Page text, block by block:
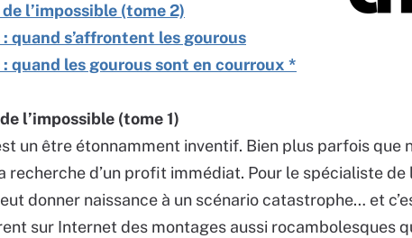
l’impossible (tome 2)
quand s’affrontent les gourous
quand les gourous sont en courroux *
l’impossible (tome 1)
un être étonnamment inventif. Bien plus parfois que
recherche d’un profit immédiat. Pour le spécialiste
donner naissance à un scénario catastrophe… et
sur Internet des montages aussi rocambolesques